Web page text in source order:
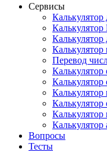
Сервисы
Калькулятор
Калькулятор
Калькулятор
Перевод
Калькулятор
Калькулятор
Калькулятор
Калькулятор
Калькулятор
Вопросы
Тесты